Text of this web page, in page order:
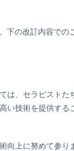
下の改訂内容での
は、セラピストた
い技術を提供する
向上に努めて参り